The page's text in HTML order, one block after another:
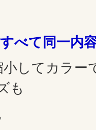
すべて同一内
してカラー
も